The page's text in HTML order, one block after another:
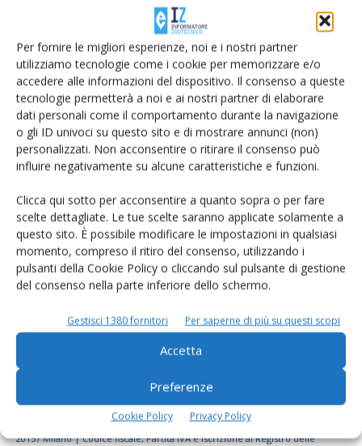
Per fornire le migliori esperienze, noi e i nostri partner
utilizziamo tecnologie come i cookie per memorizzare e/o
accedere alle informazioni del dispositivo. Il consenso a queste
tecnologie permetterà a noi e ai nostri partner di elaborare
dati personali come il comportamento durante la navigazione
o gli ID univoci su questo sito e di mostrare annunci (non)
personalizzati. Non acconsentire o ritirare il consenso può
influire negativamente su alcune caratteristiche e funzioni.
Clicca qui sotto per acconsentire a quanto sopra o per fare
scelte dettagliate. Le tue scelte saranno applicate solamente a
questo sito. È possibile modificare le impostazioni in qualsiasi
momento, compreso il ritiro del consenso, utilizzando i
pulsanti della Cookie Policy o cliccando sul pulsante di gestione
del consenso nella parte inferiore dello schermo.
Gestisci 1380 fornitori Per saperne di più su questi scopi
Accetta
Preferenze
Cookie Policy Privacy Policy
Rimani aggiornato sul mondo
dell’agricoltura
© Tecniche Nuove Spa. Tutti i diritti riservati. Sede legale Via Eritrea 21 -
20157 Milano | Codice fiscale, Partita IVA e Iscrizione al Registro delle